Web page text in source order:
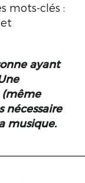
mots-clés :
ayant
(même
nécessaire
musique.